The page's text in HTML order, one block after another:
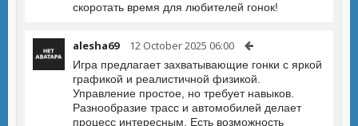
скоротать время для любителей гонок!
alesha69 12 October 2025 06:00
Игра предлагает захватывающие гонки с яркой
графикой и реалистичной физикой.
Управление простое, но требует навыков.
Разнообразие трасс и автомобилей делает
процесс интересным. Есть возможность